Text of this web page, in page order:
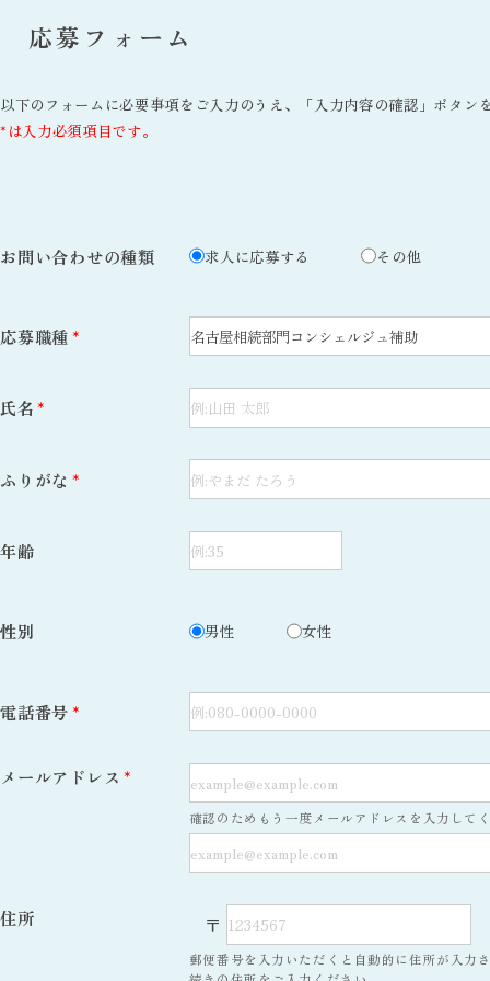
応募フォーム
以下のフォームに必要事項をご入力のうえ、「入力内容の確認」ボタン
*は入力必須項目です。
お問い合わせの種類 求人に応募する その他
応募職種*
氏名 *
ふりがな *
年齢
性別 男性 女性
電話番号*
メールアドレス *
確認のためもう一度メールアドレスを入力してく
住所 〒
郵便番号を入力いただくと自動的に住所が入力さ